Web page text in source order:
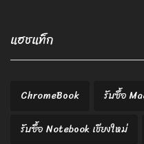
แฮชแท็ก
ChromeBook
รับซื้อ
รับซื้อ Notebook เชียงใหม่